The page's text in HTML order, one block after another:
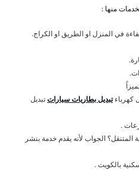
منها :
في المنزل او الطريق او الكراج.
كهرباءتبديل بطاريات سياراتتبديل
.
الجواب لأنه يقدم خدمة بنشر